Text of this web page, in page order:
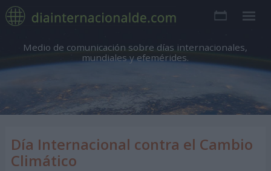
Medio de comunicación sobre días internacionales,
mundiales y efemérides.
Día Internacional contra el Cambio
Climático